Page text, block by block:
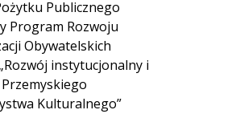
Publicznego
Program Rozwoju
Obywatelskich
„Rozwój instytucjonalny i
Kulturalnego”